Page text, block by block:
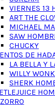
VIERNES 13
ART THE
MICHAEL
SAW
CHUCKY
DE
LA BELLA Y
WILLY
SHERK